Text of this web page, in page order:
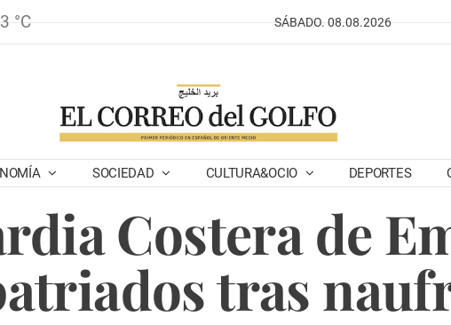
°C SÁBADO. 08.08.2026
SOCIEDAD CULTURA&OCIO DEPORTES
Costera de
tras